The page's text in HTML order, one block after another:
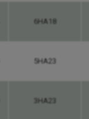
6HA18
5HA23
3HA23